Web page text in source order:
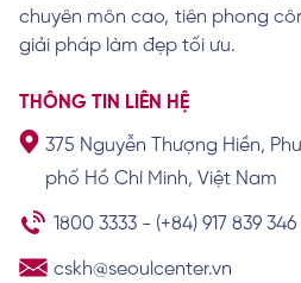
Cách trị
quả nhanh
Cách vệ
môi nhanh
chuyên môn cao, tiên phong
giải pháp làm đẹp tối ưu.
THÔNG TIN LIÊN HỆ
375 Nguyễn Thượng Hiền,
phố Hồ Chí Minh, Việt Nam
1800 3333 - (+84) 917 839 346
cskh@seoulcenter.vn